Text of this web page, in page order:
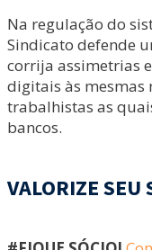
Na regulação do
Sindicato defende
corrija assimetrias
digitais às mesmas
trabalhistas as
bancos.
VALORIZE SEU